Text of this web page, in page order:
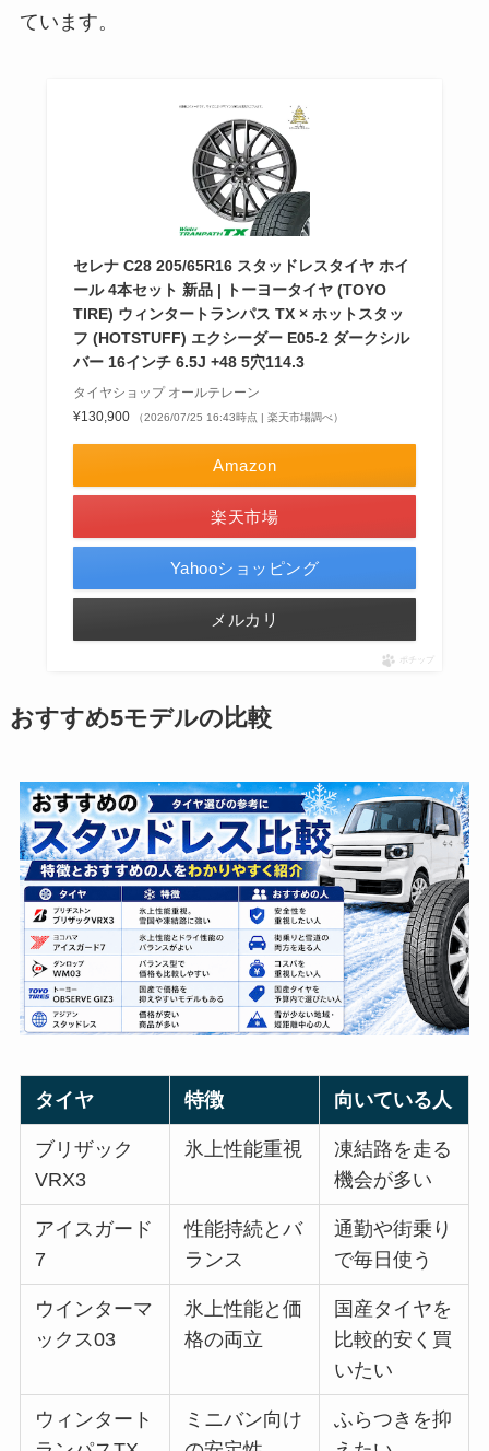
ています。
セレナ C28 205/65R16 スタッドレスタイヤ ホイ
ール 4本セット 新品 | トーヨータイヤ (TOYO
TIRE) ウィンタートランパス TX × ホットスタッ
フ (HOTSTUFF) エクシーダー E05-2 ダークシル
バー 16インチ 6.5J +48 5穴114.3
タイヤショップ オールテレーン
¥130,900
（2026/07/25 16:43時点 | 楽天市場調べ）
Amazon
楽天市場
Yahooショッピング
メルカリ
ポチップ
おすすめ5モデルの比較
タイヤ 特徴 向いている人
ブリザック
VRX3
氷上性能重視
凍結路を走る
機会が多い
アイスガード
7
性能持続とバ
ランス
通勤や街乗り
で毎日使う
ウインターマ
ックス03
氷上性能と価
格の両立
国産タイヤを
比較的安く買
いたい
ウィンタート
ミニバン向け
ふらつきを抑